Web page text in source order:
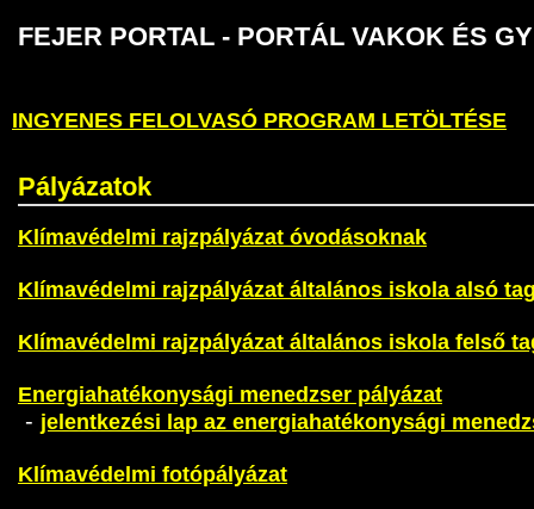
FEJER PORTAL - PORTÁL VAKOK ÉS
INGYENES FELOLVASÓ PROGRAM LETÖLTÉSE
Pályázatok
Klímavédelmi rajzpályázat óvodásoknak
Klímavédelmi rajzpályázat általános iskola alsó
Klímavédelmi rajzpályázat általános iskola felső
Energiahatékonysági menedzser pályázat
- jelentkezési lap az energiahatékonysági
Klímavédelmi fotópályázat